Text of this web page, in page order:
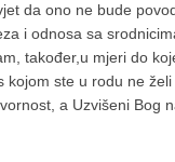
da ono ne bude
i odnosa sa
također,u mjeri do
kojom ste u rodu ne
a Uzvišeni Bog